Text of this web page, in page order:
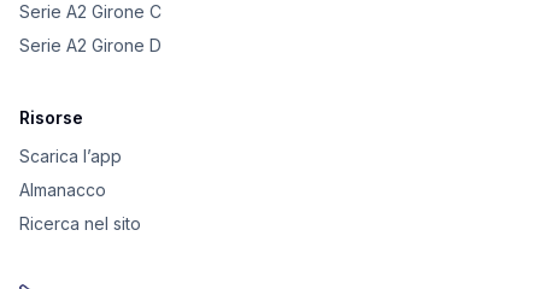
Serie A2 Girone C
Serie A2 Girone D
Risorse
Scarica l’app
Almanacco
Ricerca nel sito